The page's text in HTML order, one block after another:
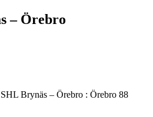
– Örebro
Brynäs – Örebro : Örebro 88